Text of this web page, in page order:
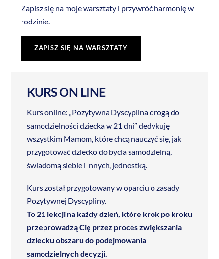
Zapisz się na moje warsztaty i przywróć harmonię w
rodzinie.
ZAPISZ SIĘ NA WARSZTATY
KURSON LINE
Kurs online: „Pozytywna Dyscyplina drogą do
samodzielności dziecka w 21 dni” dedykuję
wszystkim Mamom, które chcą nauczyć się, jak
przygotować dziecko do bycia samodzielną,
świadomą siebie i innych, jednostką.
Kurs został przygotowany w oparciu o zasady
Pozytywnej Dyscypliny.
To 21 lekcji na każdy dzień, które krok po kroku
przeprowadzą Cię przez proces zwiększania
dziecku obszaru do podejmowania
samodzielnych decyzji.